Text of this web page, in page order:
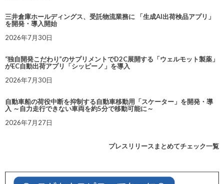
三井倉庫ホールディングス、受託物流業務に 「生成AI出荷検品アプリ」
を開発・導入開始
2026年7月30日
“独自開発こだわり”のサプリメントでD2C展開する「ウェルモット製薬」
がEC自動出荷アプリ「シッピーノ」を導入
2026年7月30日
自動車船の荷役中断を抑制する自動車移動用「スケーター」を開発・導
入 ～自力走行できない車両を約5分で移動可能に～
2026年7月27日
プレスリリースまとめてチェック一覧